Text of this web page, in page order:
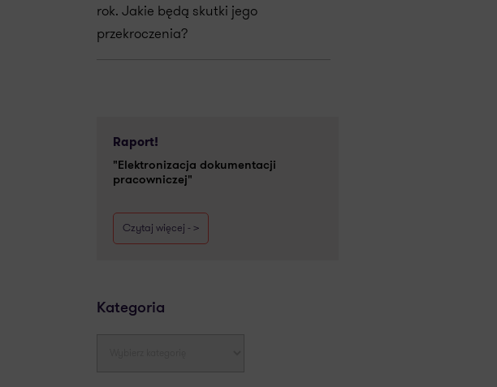
rok. Jakie będą skutki jego
przekroczenia?
Raport!
"Elektronizacja dokumentacji
pracowniczej"
Czytaj więcej - >
Kategoria